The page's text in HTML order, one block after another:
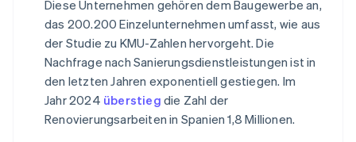
Diese Unternehmen gehören dem Baugewerbe an,
das 200.200 Einzelunternehmen umfasst, wie aus
der Studie zu KMU-Zahlen hervorgeht. Die
Nachfrage nach Sanierungsdienstleistungen ist in
den letzten Jahren exponentiell gestiegen. Im
Jahr 2024 überstieg die Zahl der
Renovierungsarbeiten in Spanien 1,8 Millionen.